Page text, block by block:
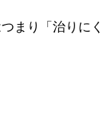
まり「治りにく